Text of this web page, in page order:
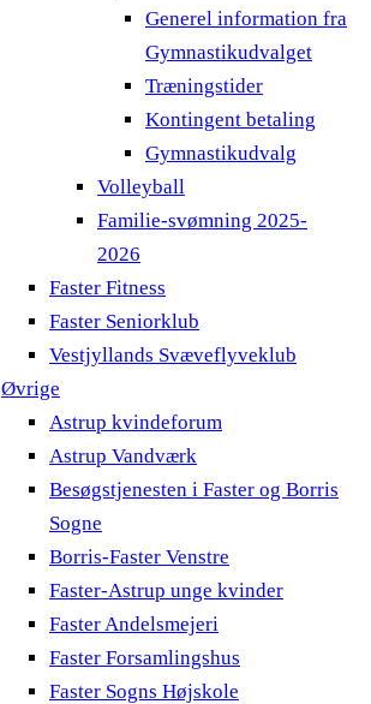
Generel information fra
Gymnastikudvalget
Træningstider
Kontingent betaling
Gymnastikudvalg
Volleyball
Familie-svømning 2025-
2026
Faster Fitness
Faster Seniorklub
Vestjyllands Svæveflyveklub
Øvrige
Astrup kvindeforum
Astrup Vandværk
Besøgstjenesten i Faster og Borris
Sogne
Borris-Faster Venstre
Faster-Astrup unge kvinder
Faster Andelsmejeri
Faster Forsamlingshus
Faster Sogns Højskole